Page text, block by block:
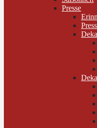
Presse